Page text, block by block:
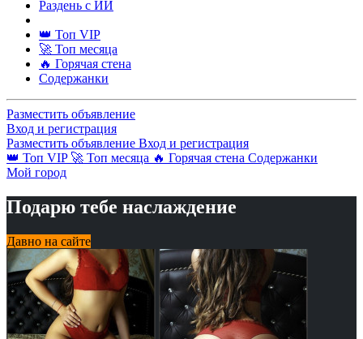
Раздень с ИИ
👑 Топ VIP
🚀 Топ месяца
🔥 Горячая стена
Содержанки
Разместить объявление
Вход и регистрация
Разместить объявление Вход и регистрация
👑 Топ VIP 🚀 Топ месяца 🔥 Горячая стена Содержанки
Мой город
Подарю тебе наслаждение
Давно на сайте